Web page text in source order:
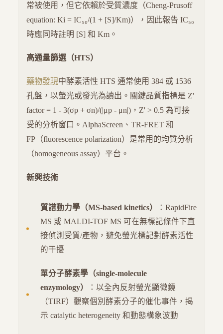
常被使用，但它依賴於受質濃度（Cheng-Prusoff
equation: Ki = IC₅₀/(1 + [S]/Km)），因此報告 IC₅₀
時應同時註明 [S] 和 Km。
高通量篩選（HTS）
藥物發現中酵素活性 HTS 通常使用 384 或 1536
孔盤，以螢光或發光為讀出。關鍵品質指標是 Z'
factor = 1 - 3(σp + σn)/(|μp - μn|)，Z' > 0.5 為可接
受的分析窗口。AlphaScreen、TR-FRET 和
FP（fluorescence polarization）是常用的均質分析
（homogeneous assay）平台。
新興技術
質譜動力學（MS-based kinetics）
：RapidFire
MS 或 MALDI-TOF MS 可在無標記條件下直
接偵測受質/產物，避免螢光標記對酵素活性
的干擾
單分子酵素學（single-molecule
enzymology）
：以全內反射螢光顯微鏡
（TIRF）觀察個別酵素分子的催化事件，揭
示 catalytic heterogeneity 和動態構象波動